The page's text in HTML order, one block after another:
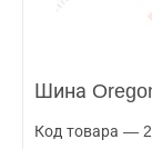
Шина
Код товара —